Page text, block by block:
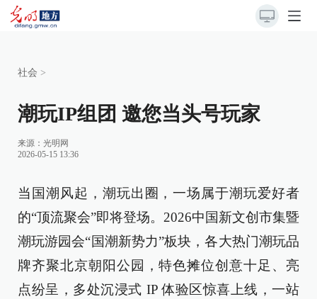
社会 >
潮玩IP组团 邀您当头号玩家
来源： 光明网
2026-05-15 13:36
当国潮风起，潮玩出圈，一场属于潮玩爱好者
的“顶流聚会”即将登场。2026中国新文创市集暨
潮玩游园会“国潮新势力”板块，各大热门潮玩品
牌齐聚北京朝阳公园，特色摊位创意十足、亮
点纷呈，多处沉浸式 IP 体验区惊喜上线，一站